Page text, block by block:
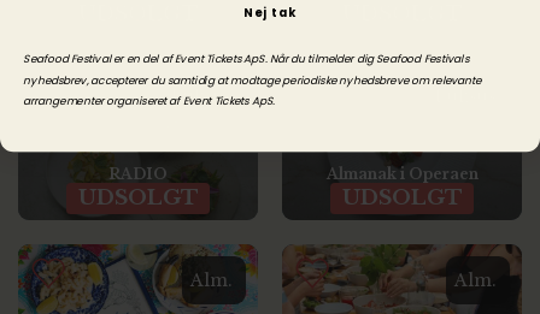
Almanak i Operaen
UDSOLGT
Luksus
RADIO
UDSOLGT
Alm.
Alm.
Nej tak
Seafood Festival er en del af Event Tickets ApS. Når du tilmelder dig Seafood Festivals
nyhedsbrev, accepterer du samtidig at modtage periodiske nyhedsbreve om relevante
arrangementer organiseretaf Event Tickets ApS.